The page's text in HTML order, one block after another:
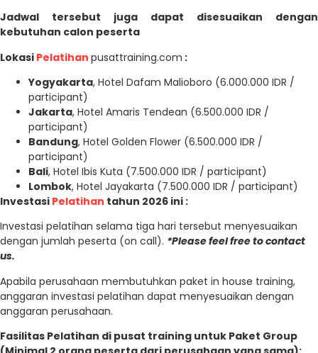
Jadwal tersebut juga dapat disesuaikan dengan
kebutuhan calon peserta
Lokasi Pelatihan pusattraining.com :
Yogyakarta, Hotel Dafam Malioboro (6.000.000 IDR /
participant)
Jakarta, Hotel Amaris Tendean (6.500.000 IDR /
participant)
Bandung, Hotel Golden Flower (6.500.000 IDR /
participant)
Bali, Hotel Ibis Kuta (7.500.000 IDR / participant)
Lombok, Hotel Jayakarta (7.500.000 IDR / participant)
Investasi Pelatihan tahun 2026 ini :
Investasi pelatihan selama tiga hari tersebut menyesuaikan
dengan jumlah peserta (on call). *Please feel free to contact
us.
Apabila perusahaan membutuhkan paket in house training,
anggaran investasi pelatihan dapat menyesuaikan dengan
anggaran perusahaan.
Fasilitas Pelatihan di pusat training untuk Paket Group